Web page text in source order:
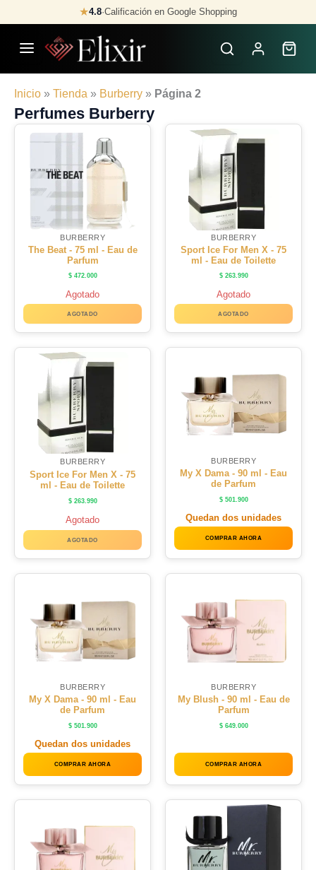
to
content
★4.8·Calificación en Google Shopping
Inicio » Tienda » Burberry » Página 2
Perfumes Burberry
BURBERRY
The Beat - 75 ml - Eau de
Parfum
$472.000
Agotado
AGOTADO
BURBERRY
Sport Ice For Men X - 75
ml - Eau de Toilette
$263.990
Agotado
AGOTADO
BURBERRY
Sport Ice For Men X - 75
ml - Eau de Toilette
$263.990
Agotado
AGOTADO
BURBERRY
My X Dama - 90 ml - Eau
de Parfum
$501.900
Quedan dos unidades
COMPRAR AHORA
BURBERRY
My X Dama - 90 ml - Eau
de Parfum
$501.900
Quedan dos unidades
COMPRAR AHORA
BURBERRY
My Blush - 90 ml - Eau de
Parfum
$649.000
COMPRAR AHORA